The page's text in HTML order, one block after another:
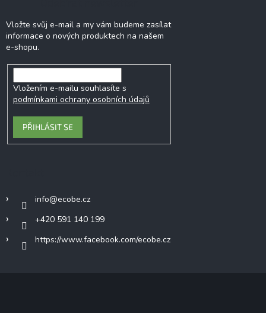
Vložte svůj e-mail a my vám budeme zasílat
informace o nových produktech na našem
e-shopu.
Vložením e-mailu souhlasíte s
podmínkami ochrany osobních údajů
PŘIHLÁSIT SE
info@ecobe.cz
+420 591 140 199
https://www.facebook.com/ecobe.cz